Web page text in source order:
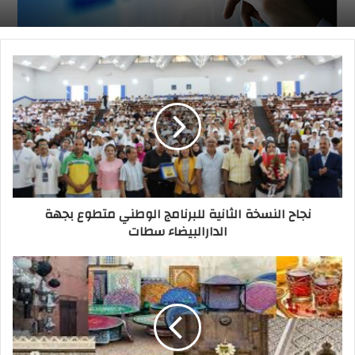
الصادرات الغذائية المصرية تتجه نحو المغرب في
حملة توسع جديدة
نجاح النسخة الثانية للبرنامج الوطني متطوع بجهة
الدارالبيضاء سطات